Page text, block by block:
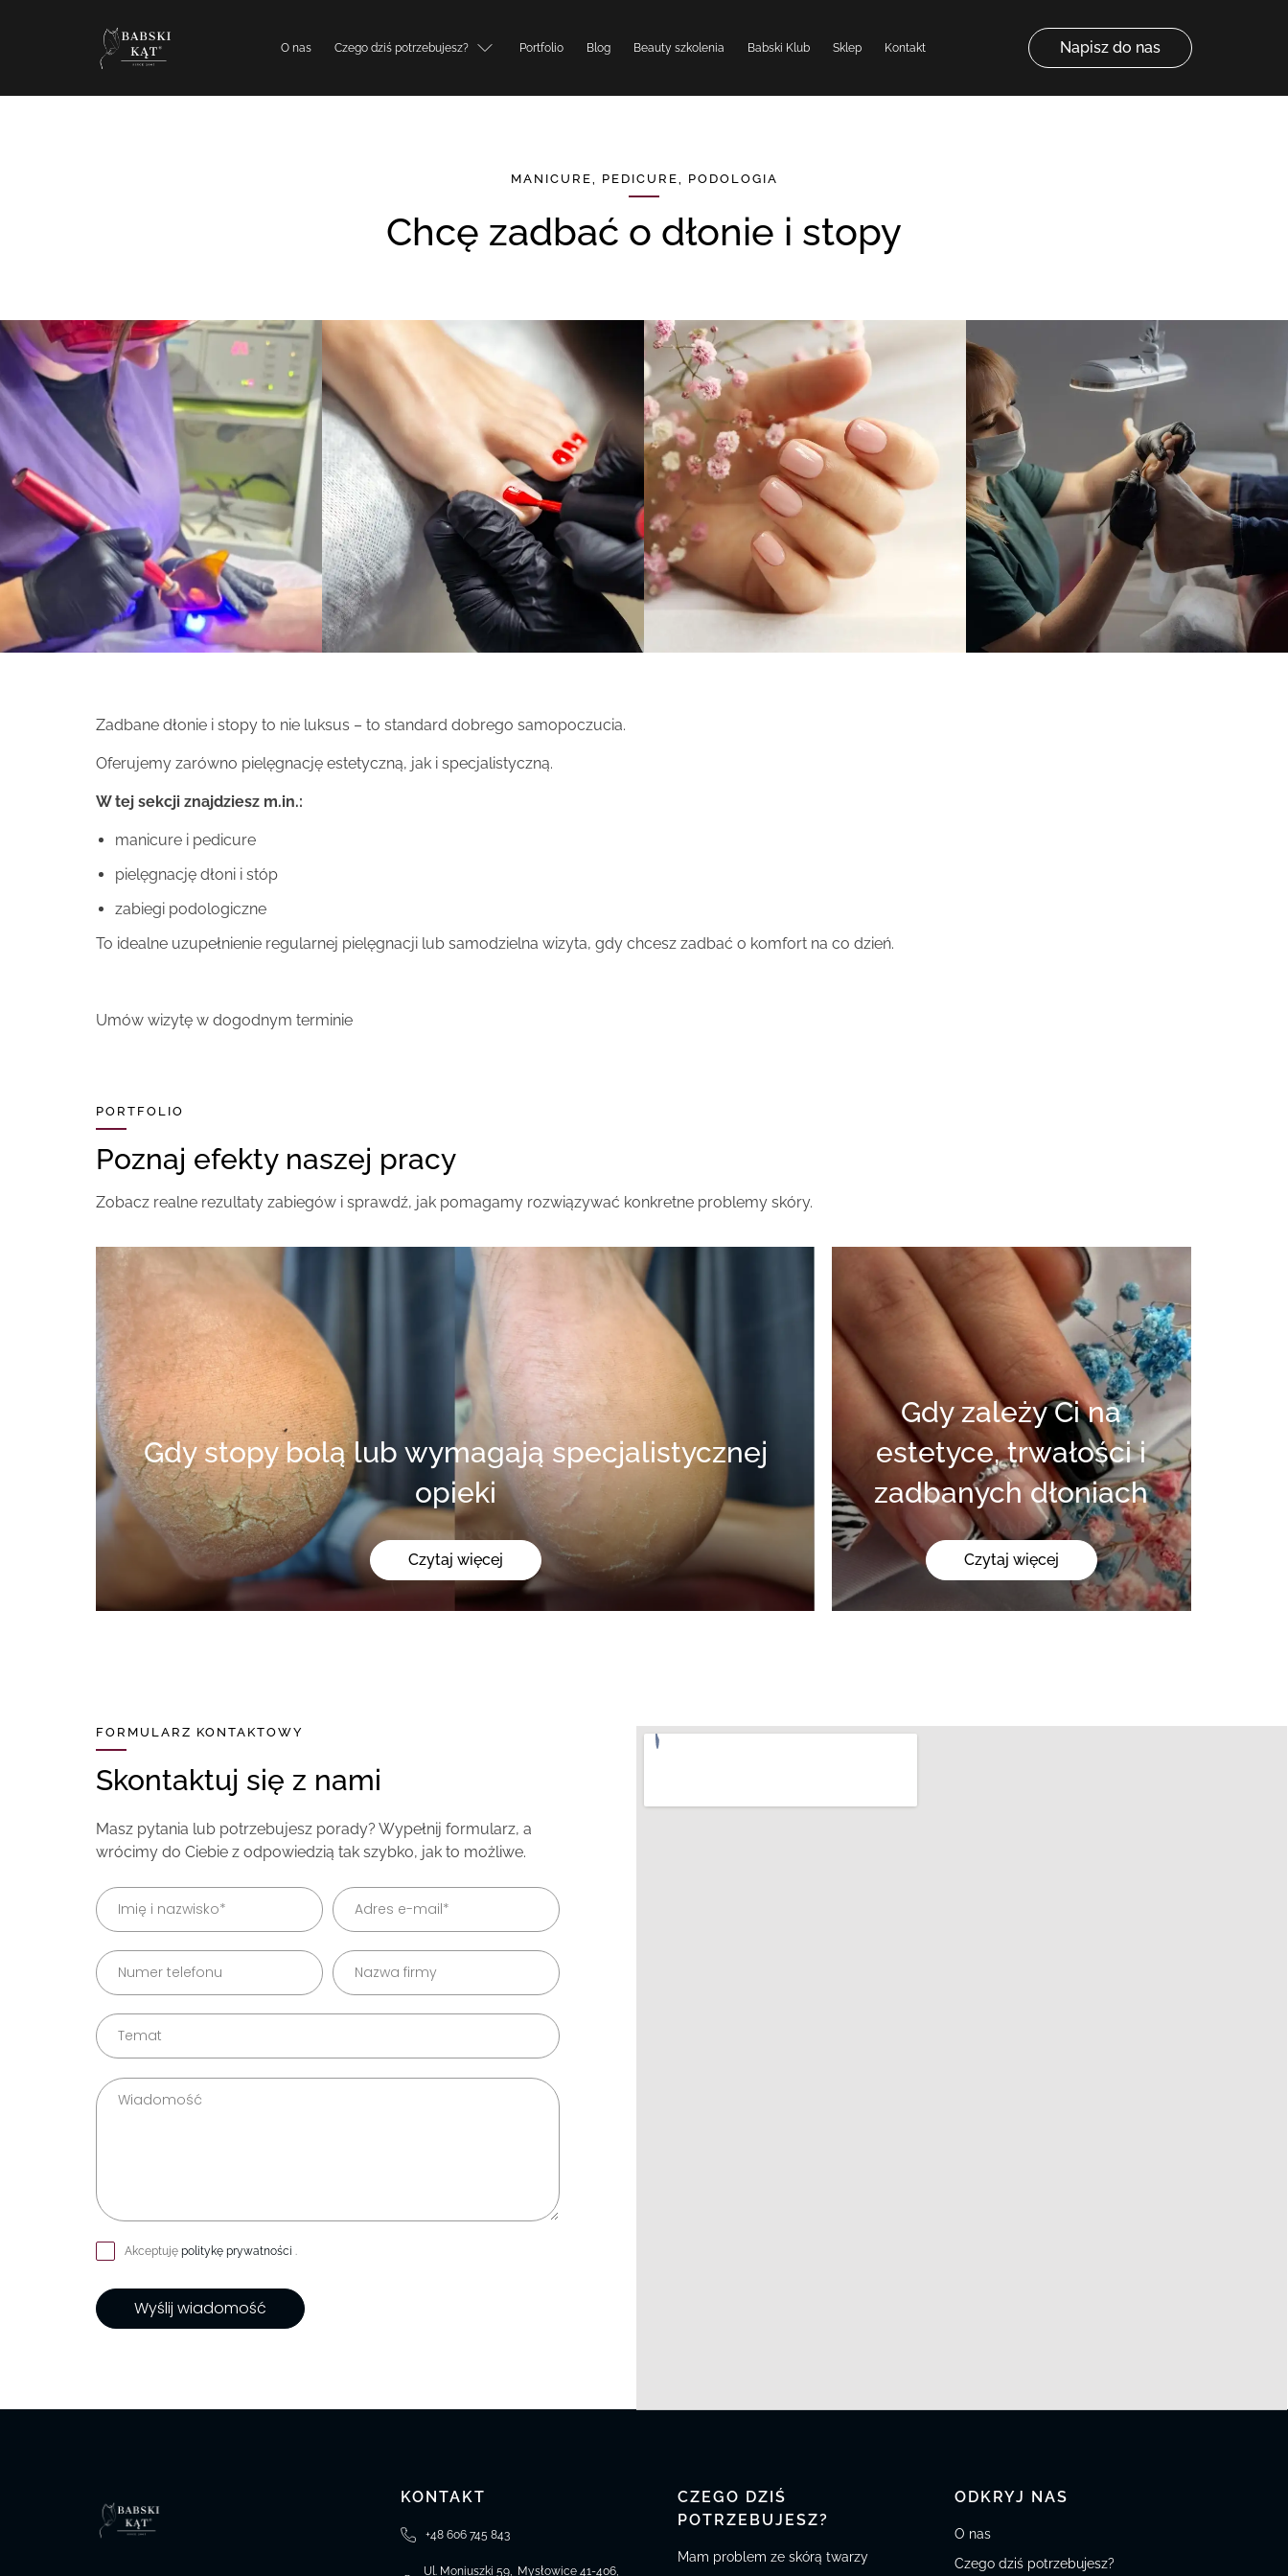
O nas Czego dziś potrzebujesz? Portfolio Blog Beauty szkolenia Babski Klub Sklep Kontakt Napisz do nas
MANICURE, PEDICURE, PODOLOGIA
Chcę zadbać o dłonie i stopy
Zadbane dłonie i stopy to nie luksus – to standard dobrego samopoczucia.
Oferujemy zarówno pielęgnację estetyczną, jak i specjalistyczną.
W tej sekcji znajdziesz m.in.:
manicure i pedicure
pielęgnację dłoni i stóp
zabiegi podologiczne
To idealne uzupełnienie regularnej pielęgnacji lub samodzielna wizyta, gdy chcesz zadbać o komfort na co dzień.
Umów wizytę w dogodnym terminie
PORTFOLIO
Poznaj efekty naszej pracy
Zobacz realne rezultaty zabiegów i sprawdź, jak pomagamy rozwiązywać konkretne problemy skóry.
Gdy stopy bolą lub wymagają specjalistycznej
opieki
Czytaj więcej
Gdy zależy Ci na
estetyce, trwałości i
zadbanych dłoniach
Czytaj więcej
FORMULARZ KONTAKTOWY
Skontaktuj się z nami
Masz pytania lub potrzebujesz porady? Wypełnij formularz, a
wrócimy do Ciebie z odpowiedzią tak szybko, jak to możliwe.
Akceptuję politykę prywatności .
Wyślij wiadomość
KONTAKT
+48 606 745 843
Ul. Moniuszki 59, Mysłowice 41-406,
CZEGO DZIŚ
POTRZEBUJESZ?
Mam problem ze skórą twarzy
ODKRYJ NAS
O nas
Czego dziś potrzebujesz?